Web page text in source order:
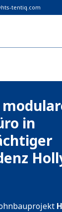
tentiq.com
in